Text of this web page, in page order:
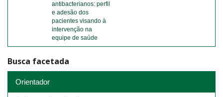
antibacterianos: perfil
e adesão dos
pacientes visando à
intervenção na
equipe de saúde
Busca facetada
Orientador